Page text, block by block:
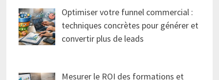
Optimiser votre funnel commercial :
techniques concrètes pour générer et
convertir plus de leads
Mesurer le ROI des formations et